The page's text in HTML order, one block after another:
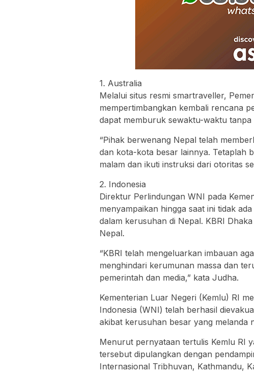
1. Australia
Melalui situs resmi smartraveller,
mempertimbangkan kembali rencana
dapat memburuk sewaktu-waktu tanpa
“Pihak berwenang Nepal telah
dan kota-kota besar lainnya. Tetaplah
malam dan ikuti instruksi dari otoritas
2. Indonesia
Direktur Perlindungan WNI pada
menyampaikan hingga saat ini tidak
dalam kerusuhan di Nepal. KBRI
Nepal.
“KBRI telah mengeluarkan imbauan
menghindari kerumunan massa dan
pemerintah dan media,” kata Judha.
Kementerian Luar Negeri (Kemlu) RI
Indonesia (WNI) telah berhasil
akibat kerusuhan besar yang melanda
Menurut pernyataan tertulis Kemlu RI
tersebut dipulangkan dengan
Internasional Tribhuvan, Kathmandu,